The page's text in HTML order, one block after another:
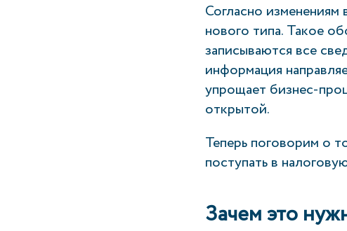
Согласно
нового типа. Такое
записываются все
информация
упрощает бизнес-
открытой.
Теперь поговорим о
поступать в
Зачем это